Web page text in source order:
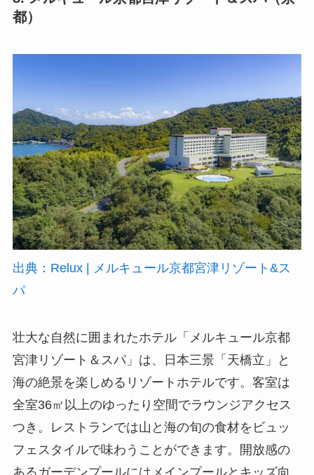
都）
出典：Relux | メルキュール京都宮津リゾート&ス
パ
壮大な自然に囲まれたホテル「メルキュール京都
宮津リゾート＆スパ」は、日本三景「天橋立」と
海の絶景を楽しめるリゾートホテルです。客室は
全室36㎡以上のゆったり空間でラウンジアクセス
つき。レストランでは山と海の旬の食材をビュッ
フェスタイルで味わうことができます。開放感の